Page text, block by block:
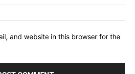
and website in this browser for the